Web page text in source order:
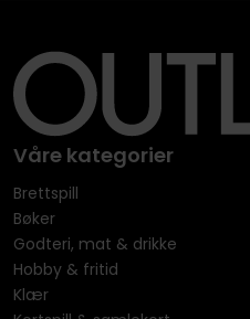
Våre kategorier
Brettspill
Bøker
Godteri, mat & drikke
Hobby & fritid
Klær